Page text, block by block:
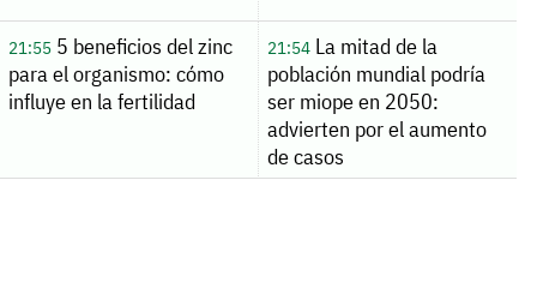
21:555 beneficios del zinc
para el organismo: cómo
influye en la fertilidad
21:54La mitad de la
población mundial podría
ser miope en 2050:
advierten por el aumento
de casos